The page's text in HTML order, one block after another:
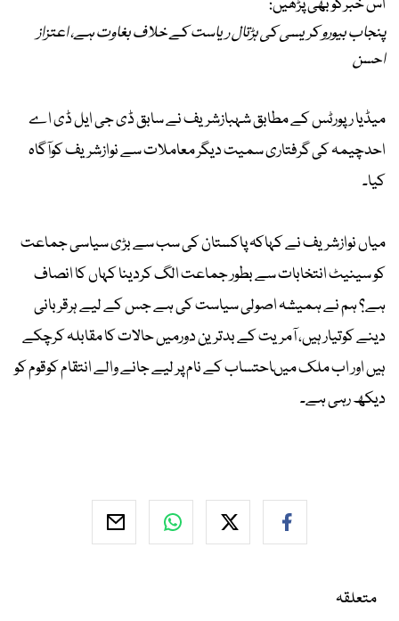
اس خبرکوبھی پڑھیں:
پنجاب بیورو کریسی کی ہڑتال ریاست کے خلاف بغاوت ہے، اعتزاز
احسن
میڈیا رپورٹس کے مطابق شہبازشریف نے سابق ڈی جی ایل ڈی اے
احدچیمہ کی گرفتاری سمیت دیگر معاملات سے نوازشریف کوآگاہ
کیا۔
میاں نوازشریف نے کہاکہ پاکستان کی سب سے بڑی سیاسی جماعت
کو سینیٹ انتخابات سے بطور جماعت الگ کردینا کہاں کا انصاف
ہے؟ ہم نے ہمیشہ اصولی سیاست کی ہے جس کے لیے ہرقر بانی
دینے کوتیار ہیں، آمریت کے بدترین دورمیں حالات کا مقابلہ کرچکے
ہیں اور اب ملک میںاحتساب کے نام پر لیے جانے والے انتقام کوقوم کو
دیکھ رہی ہے۔
متعلقہ